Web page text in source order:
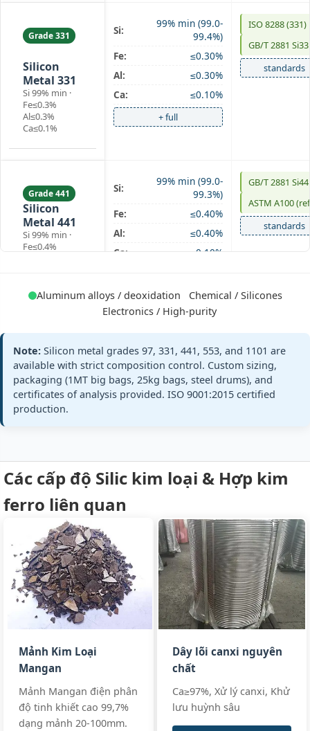
Grade 331
Silicon
Metal 331
Si 99% min ·
Fe≤0.3%
Al≤0.3%
Ca≤0.1%
Si:
99% min (99.0-
99.4%)
Fe:
≤0.30%
Al:
≤0.30%
Ca:
≤0.10%
+ full
ISO 8288 (331)
GB/T 2881
standards
Grade 441
Silicon
Metal 441
Si 99% min ·
Fe≤0.4%
Si:
99% min (99.0-
99.3%)
Fe:
≤0.40%
Al:
≤0.40%
Ca:
≤0.10%
GB/T 2881
ASTM A100
standards
Silicon
Metal 553
Si 98.5% min ·
Fe≤0.5%
Al≤0.5%
Ca≤0.3%
Fe:
≤0.50%
Al:
≤0.50%
Ca:
≤0.30%
EN 42136 (553)
standards
high-purity
Silicon
Metal 1101
Si 99.9% min ·
Fe≤0.1%
Al≤0.1%
Ca≤0.01%
99.0% min (99.9-
≤0.10%
Al:
≤0.10%
Ca:
≤0.01%
+ full
ref
standards
Aluminum alloys / deoxidation
Chemical / Silicones
Electronics / High-purity
Note: Silicon metal grades 97, 331, 441, 553, and 1101 are
available with strict composition control. Custom sizing,
packaging (1MT big bags, 25kg bags, steel drums), and
certificates of analysis provided. ISO 9001:2015 certified
production.
Các cấp độ Silic kim loại & Hợp kim
ferro liên quan
Mảnh Kim Loại
Mangan
Mảnh Mangan điện phân
độ tinh khiết cao 99,7%
dạng mảnh 20-100mm.
Dây lõi canxi nguyên
chất
Ca≥97%, Xử lý canxi, Khử
lưu huỳnh sâu